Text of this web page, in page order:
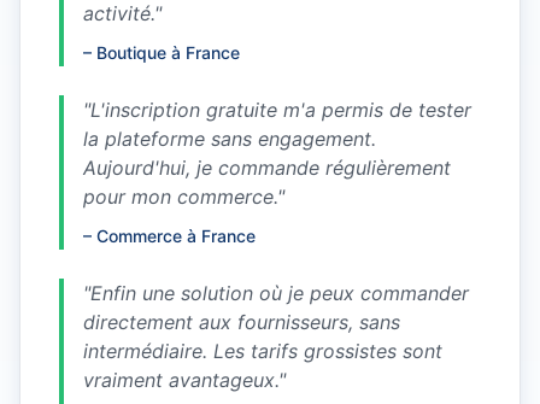
activité."
– Boutique à France
"L'inscription gratuite m'a permis de tester
la plateforme sans engagement.
Aujourd'hui, je commande régulièrement
pour mon commerce."
– Commerce à France
"Enfin une solution où je peux commander
directement aux fournisseurs, sans
intermédiaire. Les tarifs grossistes sont
vraiment avantageux."